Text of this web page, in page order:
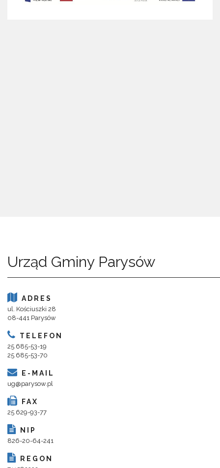
Urząd Gminy Parysów
ADRES
ul. Kościuszki 28
08-441 Parysów
TELEFON
25 685-53-19
25 685-53-70
E-MAIL
ug@parysow.pl
FAX
25 629-93-77
NIP
826-20-64-241
REGON